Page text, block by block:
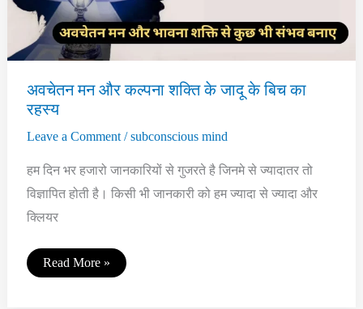
अवचेतन मन और कल्पना शक्ति के जादू के बिच का
रहस्य
Leave a Comment /subconscious mind
हम दिन भर हजारो जानकारियों से गुजरते है जिनमे से ज्यादातर तो
विज्ञापित होती है। किसी भी जानकारी को हम ज्यादा से ज्यादा और
क्लियर
अवचेतन
मन
Read More »